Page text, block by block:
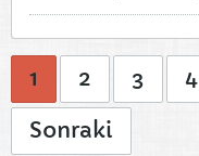
1 2 3 4
Sonraki